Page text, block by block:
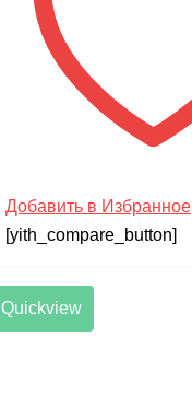
Добавить в Избранное
[yith_compare_button]
Quickview